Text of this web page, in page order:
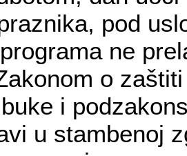
pod
ne
o
i
u stambenoj